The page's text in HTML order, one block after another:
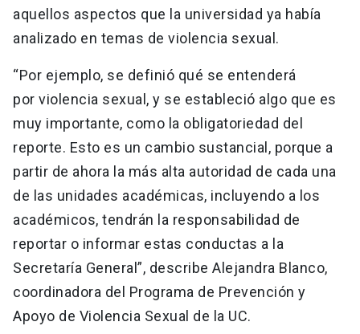
aquellos aspectos que la universidad ya había
analizado en temas de violencia sexual.
“Por ejemplo, se definió qué se entenderá
por violencia sexual, y se estableció algo que es
muy importante, como la obligatoriedad del
reporte. Esto es un cambio sustancial, porque a
partir de ahora la más alta autoridad de cada una
de las unidades académicas, incluyendo a los
académicos, tendrán la responsabilidad de
reportar o informar estas conductas a la
Secretaría General”, describe Alejandra Blanco,
coordinadora del Programa de Prevención y
Apoyo de Violencia Sexual de la UC.